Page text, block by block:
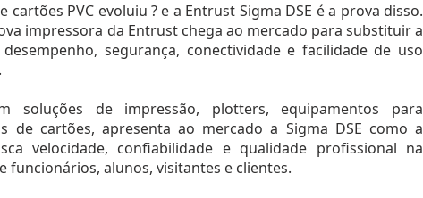
cartões PVC evoluiu ? e a Entrust Sigma DSE é a prova disso.
impressora da Entrust chega ao mercado para substituir a
segurança, conectividade e facilidade de uso
soluções de impressão, plotters, equipamentos para
de cartões, apresenta ao mercado a Sigma DSE como a
velocidade, confiabilidade e qualidade profissional na
funcionários, alunos, visitantes e clientes.